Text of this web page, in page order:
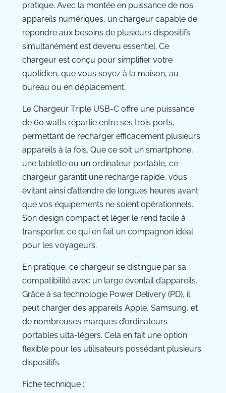
pratique. Avec la montée en puissance de nos
appareils numériques, un chargeur capable de
répondre aux besoins de plusieurs dispositifs
simultanément est devenu essentiel. Ce
chargeur est conçu pour simplifier votre
quotidien, que vous soyez à la maison, au
bureau ou en déplacement.
Le Chargeur Triple USB-C offre une puissance
de 60 watts répartie entre ses trois ports,
permettant de recharger efficacement plusieurs
appareils à la fois. Que ce soit un smartphone,
une tablette ou un ordinateur portable, ce
chargeur garantit une recharge rapide, vous
évitant ainsi d’attendre de longues heures avant
que vos équipements ne soient opérationnels.
Son design compact et léger le rend facile à
transporter, ce qui en fait un compagnon idéal
pour les voyageurs.
En pratique, ce chargeur se distingue par sa
compatibilité avec un large éventail d’appareils.
Grâce à sa technologie Power Delivery (PD), il
peut charger des appareils Apple, Samsung, et
de nombreuses marques d’ordinateurs
portables ulta-légers. Cela en fait une option
flexible pour les utilisateurs possédant plusieurs
dispositifs.
Fiche technique :